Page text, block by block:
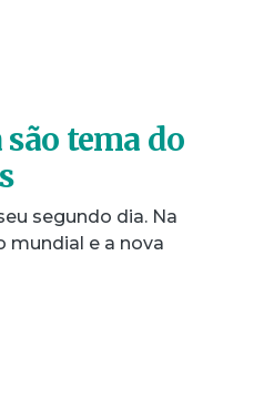
tema do
segundo dia. Na
mundial e a nova